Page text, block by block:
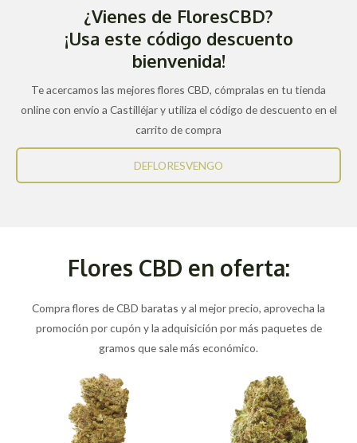
¿Vienes de FloresCBD?
¡Usa este código descuento
bienvenida!
Te acercamos las mejores flores CBD, cómpralas en tu tienda
online con envío a Castilléjar y utiliza el código de descuento en el
carrito de compra
DEFLORESVENGO
Flores CBD en oferta:
Compra flores de CBD baratas y al mejor precio, aprovecha la
promoción por cupón y la adquisición por más paquetes de
gramos que sale más económico.